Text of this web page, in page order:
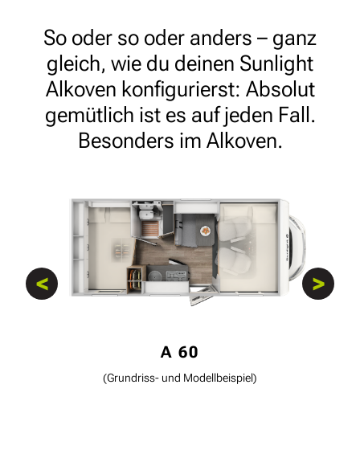
So oder so oder anders – ganz
gleich, wie du deinen Sunlight
Alkoven konfigurierst: Absolut
gemütlich ist es auf jeden Fall.
Besonders im Alkoven.
A 60
(Grundriss- und Modellbeispiel)
A 68
(Grundriss- und Modellbeispiel)
A 70
(Grundriss- und Modellbeispiel)
< >